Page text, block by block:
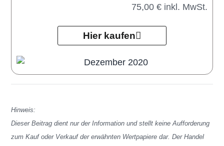
75,00 € inkl. MwSt.
Hier kaufen
Hinweis:
Dieser Beitrag dient nur der Information und stellt keine Aufforderung
zum Kauf oder Verkauf der erwähnten Wertpapiere dar. Der Handel